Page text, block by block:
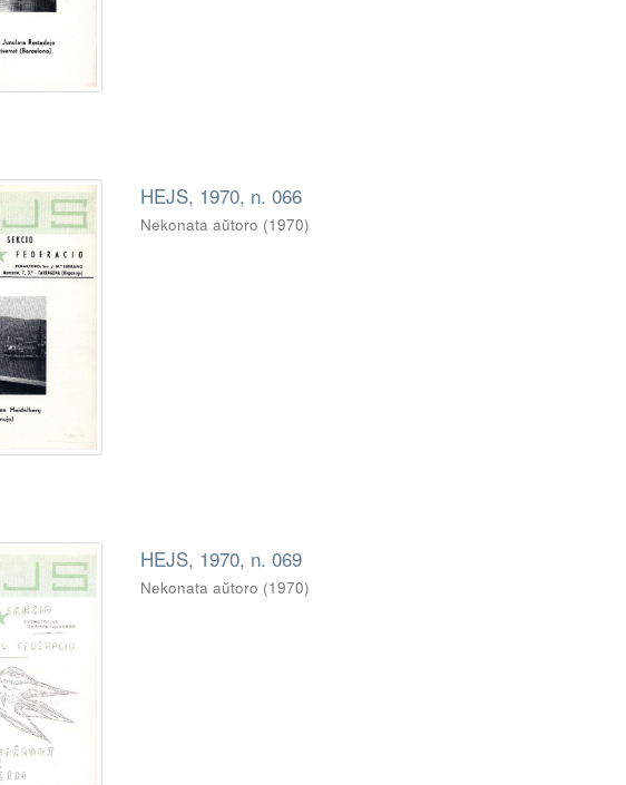
HEJS, 1970, n. 066
Nekonata aŭtoro (1970)
HEJS, 1970, n. 069
Nekonata aŭtoro (1970)